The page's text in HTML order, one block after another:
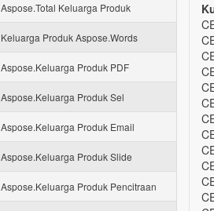
Aspose.Total Keluarga Produk
Keluarga Produk Aspose.Words
Aspose.Keluarga Produk PDF
Aspose.Keluarga Produk Sel
Aspose.Keluarga Produk Email
Aspose.Keluarga Produk Slide
Aspose.Keluarga Produk Pencitraan